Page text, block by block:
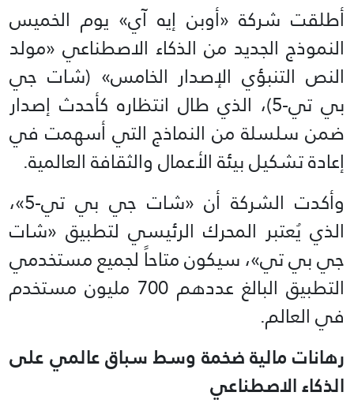
أطلقت شركة «أوبن إيه آي» يوم الخميس
النموذج الجديد من الذكاء الاصطناعي «مولد
النص التنبؤي الإصدار الخامس» (شات جي
بي تي-5)، الذي طال انتظاره كأحدث إصدار
ضمن سلسلة من النماذج التي أسهمت في
إعادة تشكيل بيئة الأعمال والثقافة العالمية.
وأكدت الشركة أن «شات جي بي تي-5»،
الذي يُعتبر المحرك الرئيسي لتطبيق «شات
جي بي تي»، سيكون متاحاً لجميع مستخدمي
التطبيق البالغ عددهم 700 مليون مستخدم
في العالم.
رهانات مالية ضخمة وسط سباق عالمي على
الذكاء الاصطناعي